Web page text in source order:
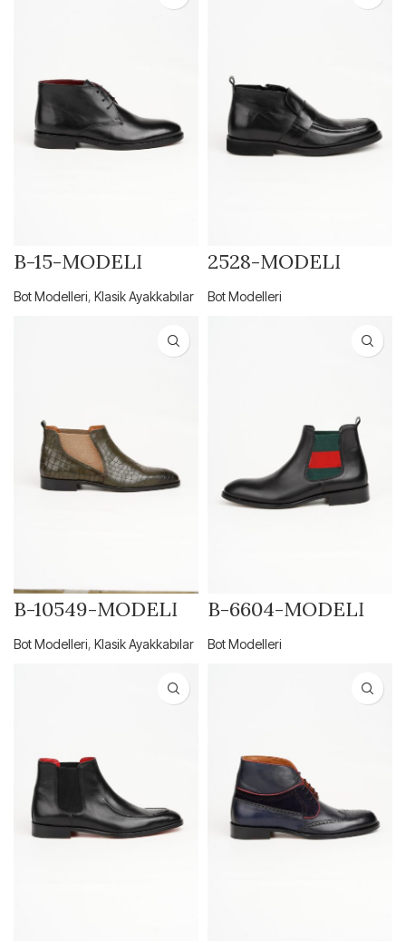
B-15-MODELİ
Bot Modelleri, Klasik Ayakkabılar
2528-MODELİ
Bot Modelleri
B-10549-MODELİ
Bot Modelleri, Klasik Ayakkabılar
B-6604-MODELİ
Bot Modelleri